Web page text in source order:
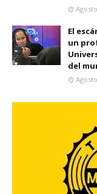
El
un
del